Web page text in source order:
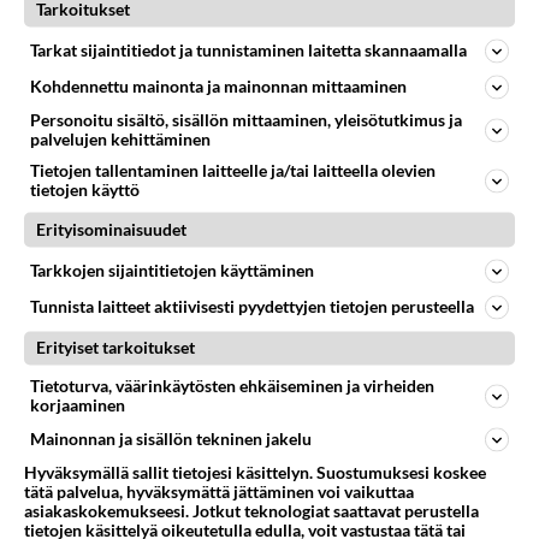
2 km on nykyään liian pitkä koulumatka
Hesarissa päivitellään lapset joutuu nyt kulkemaan 2 km kouluun jösses. Ruostefillarilla tuo matka menee vaikka miten äk
04.08.2026 10:07
Lieksa
818
Martinan bisneksillä ei mene hyvin
05.08.2026 05:51
Kotimaiset julkkisjuorut
206
Mikä sinua ja kaivattuasi
04.08.2026 18:50
Ikävä
783
Sinulle mies
04.08.2026 15:01
Ikävä
40
05.08.2026 07:23
Kotimaiset julkkisjuorut
28
755
Mitä uskot hänen ajattelevan sinusta?
Tarkoitukset
Tarkat sijaintitiedot ja tunnistaminen laitetta skannaamalla
Kohdennettu mainonta ja mainonnan mittaaminen
Personoitu sisältö, sisällön mittaaminen, yleisötutkimus ja
palvelujen kehittäminen
Tietojen tallentaminen laitteelle ja/tai laitteella olevien
tietojen käyttö
Erityisominaisuudet
Tarkkojen sijaintitietojen käyttäminen
Tunnista laitteet aktiivisesti pyydettyjen tietojen perusteella
Erityiset tarkoitukset
Tietoturva, väärinkäytösten ehkäiseminen ja virheiden
korjaaminen
Mainonnan ja sisällön tekninen jakelu
Hyväksymällä sallit tietojesi käsittelyn. Suostumuksesi koskee
tätä palvelua, hyväksymättä jättäminen voi vaikuttaa
asiakaskokemukseesi. Jotkut teknologiat saattavat perustella
tietojen käsittelyä oikeutetulla edulla, voit vastustaa tätä tai